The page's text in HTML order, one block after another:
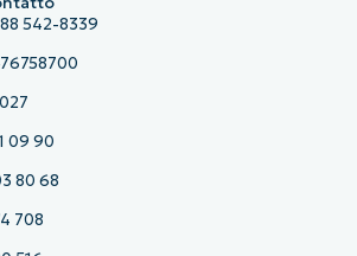
542-8339
09 90
80 68
708